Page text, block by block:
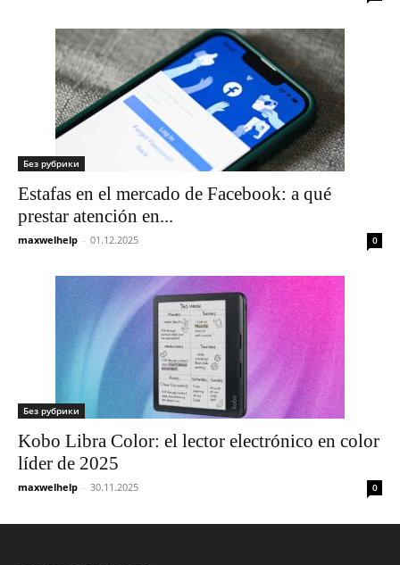
Без рубрики
Estafas en el mercado de Facebook: a qué
prestar atención en...
maxwelhelp - 01.12.2025 0
Без рубрики
Kobo Libra Color: el lector electrónico en color
líder de 2025
maxwelhelp - 30.11.2025 0